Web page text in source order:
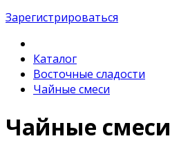
Зарегистрироваться
Каталог
Восточные сладости
Чайные смеси
Чайные смеси